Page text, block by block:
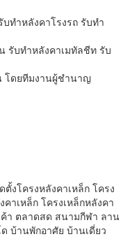
ทำหลังคาโรงรถ รับทำ
รับทำหลังคาเมทัลชีท รับ
โดยทีมงานผู้ชำนาญ
งโครงหลังคาเหล็ก โครง
าเหล็ก โครงเหล็กหลังคา
า ตลาดสด สนามกีฬา ลาน
บ้านพักอาศัย บ้านเดี่ยว